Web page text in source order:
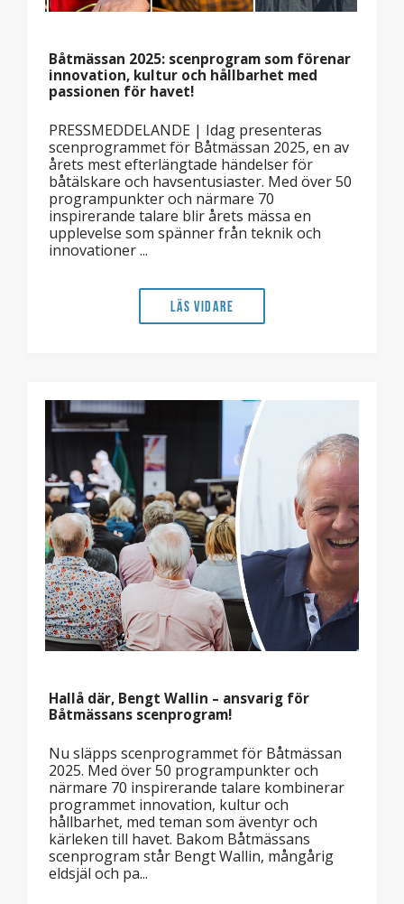
Båtmässan 2025: scenprogram som förenar
innovation, kultur och hållbarhet med
passionen för havet!
PRESSMEDDELANDE | Idag presenteras
scenprogrammet för Båtmässan 2025, en av
årets mest efterlängtade händelser för
båtälskare och havsentusiaster. Med över 50
programpunkter och närmare 70
inspirerande talare blir årets mässa en
upplevelse som spänner från teknik och
innovationer ...
Läs vidare
Hallå där, Bengt Wallin – ansvarig för
Båtmässans scenprogram!
Nu släpps scenprogrammet för Båtmässan
2025. Med över 50 programpunkter och
närmare 70 inspirerande talare kombinerar
programmet innovation, kultur och
hållbarhet, med teman som äventyr och
kärleken till havet. Bakom Båtmässans
scenprogram står Bengt Wallin, mångårig
eldsjäl och pa...